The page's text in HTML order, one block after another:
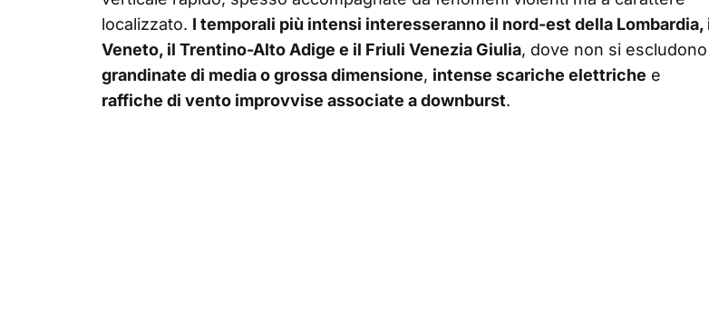
localizzato. I temporali più intensi interesseranno il nord-est della Lombardia,
Veneto, il Trentino-Alto Adige e il Friuli Venezia Giulia, dove non si escludono
grandinate di media o grossa dimensione, intense scariche elettriche e
raffiche di vento improvvise associate a downburst.